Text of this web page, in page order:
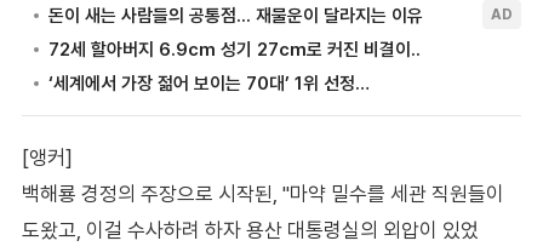
[앵커]
백해룡 경정의 주장으로 시작된, "마약 밀수를 세관 직원들이
도왔고, 이걸 수사하려 하자 용산 대통령실의 외압이 있었